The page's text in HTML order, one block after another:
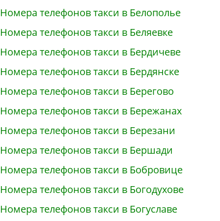
Номера телефонов такси в Белополье
Номера телефонов такси в Беляевке
Номера телефонов такси в Бердичеве
Номера телефонов такси в Бердянске
Номера телефонов такси в Берегово
Номера телефонов такси в Бережанах
Номера телефонов такси в Березани
Номера телефонов такси в Бершади
Номера телефонов такси в Бобровице
Номера телефонов такси в Богодухове
Номера телефонов такси в Богуславе